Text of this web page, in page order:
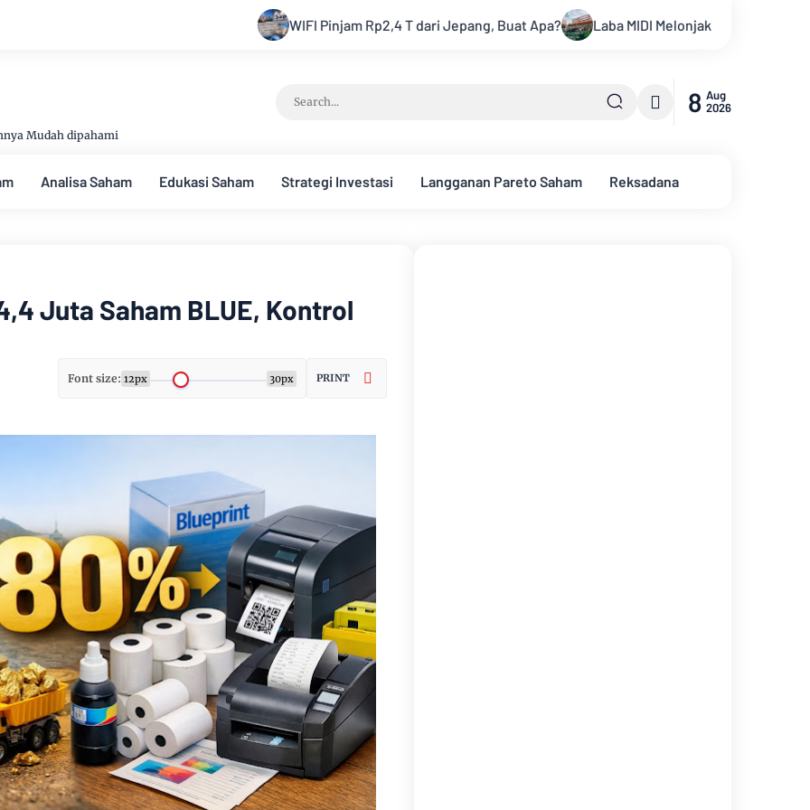
WIFI Pinjam Rp2,4 T dari Jepang, Buat Apa? Laba MIDI Melonjak 24%, Pendapatan Tembus
Mudah dipahami
8 Aug
2026
Analisa Saham Edukasi Saham Strategi Investasi Langganan Pareto Saham Reksadana
Juta Saham BLUE, Kontrol
Font size: 12px 30px PRINT